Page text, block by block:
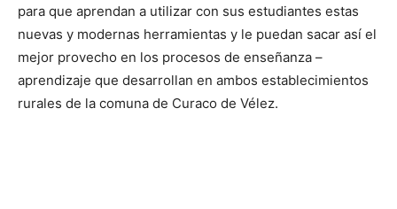
para que aprendan a utilizar con sus estudiantes estas
nuevas y modernas herramientas y le puedan sacar así el
mejor provecho en los procesos de enseñanza –
aprendizaje que desarrollan en ambos establecimientos
rurales de la comuna de Curaco de Vélez.